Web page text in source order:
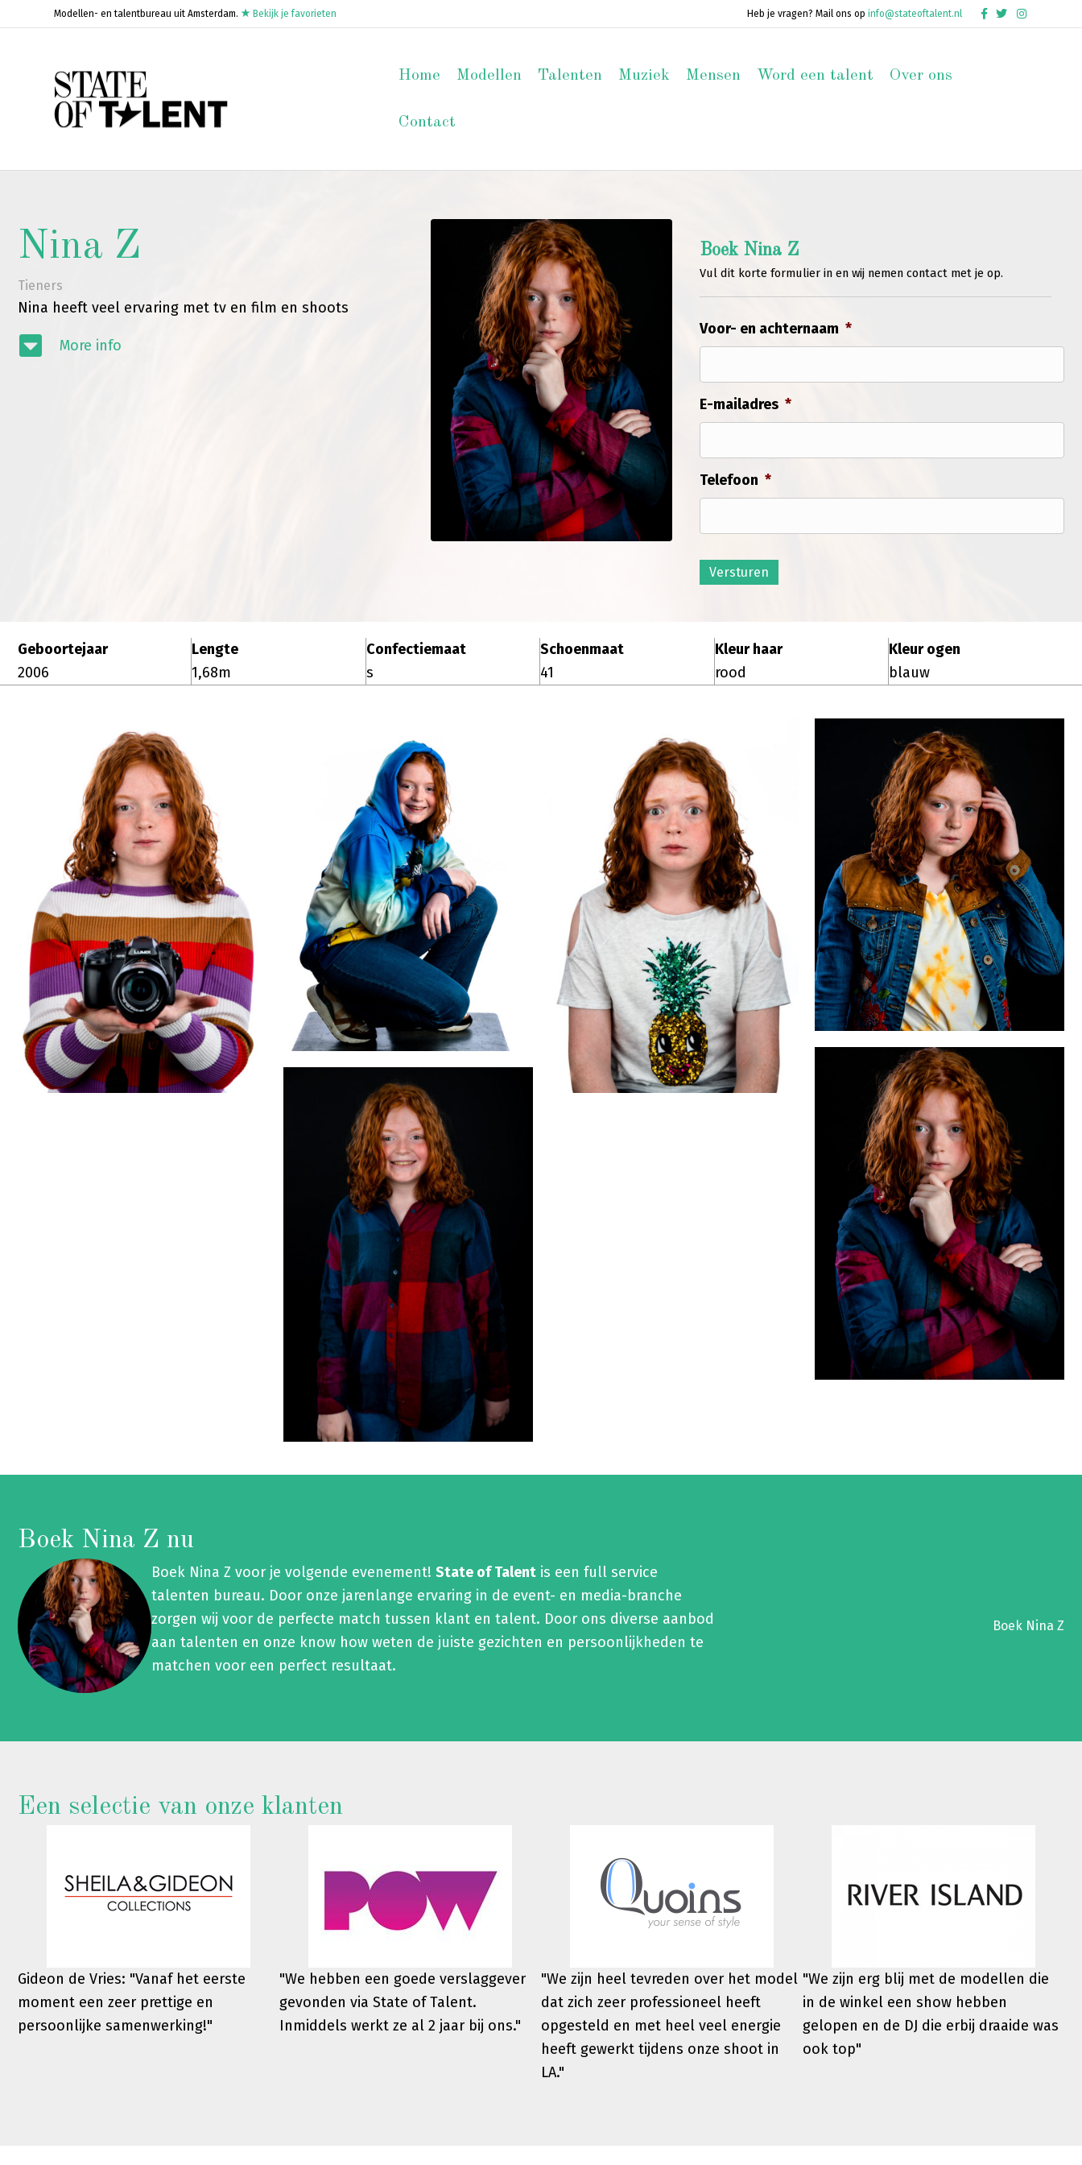
Modellen- en talentbureau uit Amsterdam. Bekijk je favorieten Heb je vragen? Mail ons op info@stateoftalent.nl Facebook
TwitterInstagram
Home Modellen Talenten Muziek Mensen Word een talent Over ons
Contact
Nina Z
Tieners
Nina heeft veel ervaring met tv en film en shoots
More info
Boek Nina Z
Vul dit korte formulier in en wij nemen contact met je op.
Voor- en achternaam *
E-mailadres *
Telefoon *
Versturen
Geboortejaar
2006
Lengte
1,68m
Confectiemaat
s
Schoenmaat
41
Kleur haar
rood
Kleur ogen
blauw
Boek Nina Z nu
Boek Nina Z voor je volgende evenement!State of Talent is een full service
talenten bureau. Door onze jarenlange ervaring in de event- en media-branche
zorgen wij voor de perfecte match tussen klant en talent. Door ons diverse aanbod
aan talenten en onze know how weten de juiste gezichten en persoonlijkheden te
matchen voor een perfect resultaat.
Boek Nina Z
Een selectie van onze klanten
Gideon de Vries: "Vanaf het eerste
moment een zeer prettige en
persoonlijke samenwerking!"
"We hebben een goede verslaggever
gevonden via State of Talent.
Inmiddels werkt ze al 2 jaar bij ons."
"We zijn heel tevreden over het model
dat zich zeer professioneel heeft
opgesteld en met heel veel energie
heeft gewerkt tijdens onze shoot in
LA."
"We zijn erg blij met de modellen die
in de winkel een show hebben
gelopen en de DJ die erbij draaide was
ook top"